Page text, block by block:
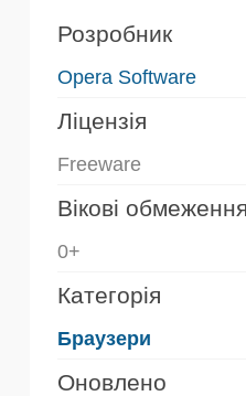
Розробник
Opera Software
Ліцензія
Freeware
Вікові обмеження
0+
Категорія
Браузери
Оновлено